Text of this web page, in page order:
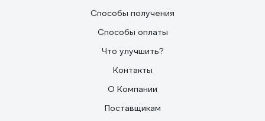
Способы получения
Способы оплаты
Что улучшить?
Контакты
О Компании
Поставщикам